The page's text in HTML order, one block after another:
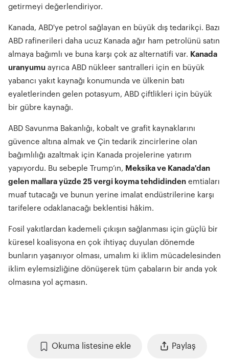
getirmeyi değerlendiriyor.
Kanada, ABD'ye petrol sağlayan en büyük dış tedarikçi. Bazı
ABD rafinerileri daha ucuz Kanada ağır ham petrolünü satın
almaya bağımlı ve buna karşı çok az alternatifi var. Kanada
uranyumu ayrıca ABD nükleer santralleri için en büyük
yabancı yakıt kaynağı konumunda ve ülkenin batı
eyaletlerinden gelen potasyum, ABD çiftlikleri için büyük
bir gübre kaynağı.
ABD Savunma Bakanlığı, kobalt ve grafit kaynaklarını
güvence altına almak ve Çin tedarik zincirlerine olan
bağımlılığı azaltmak için Kanada projelerine yatırım
yapıyordu. Bu sebeple Trump’ın, Meksika ve Kanada'dan
gelen mallara yüzde 25 vergi koyma tehdidinden emtiaları
muaf tutacağı ve bunun yerine imalat endüstrilerine karşı
tarifelere odaklanacağı beklentisi hâkim.
Fosil yakıtlardan kademeli çıkışın sağlanması için güçlü bir
küresel koalisyona en çok ihtiyaç duyulan dönemde
bunların yaşanıyor olması, umalım ki iklim mücadelesinden
iklim eylemsizliğine dönüşerek tüm çabaların bir anda yok
olmasına yol açmasın.
Okuma listesine ekle Paylaş